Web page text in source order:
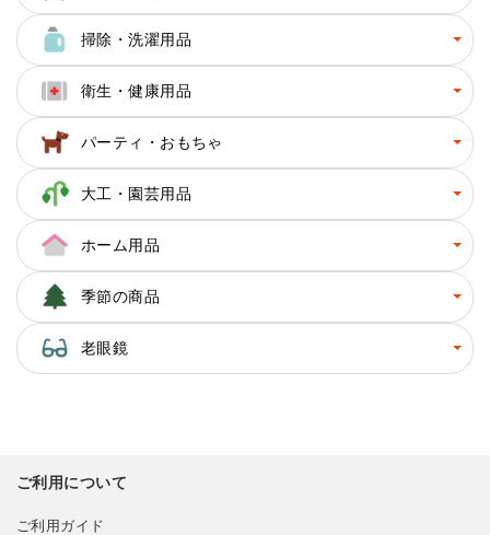
掃除・洗濯用品
衛生・健康用品
パーティ・おもちゃ
大工・園芸用品
ホーム用品
季節の商品
老眼鏡
ご利用について
ご利用ガイド